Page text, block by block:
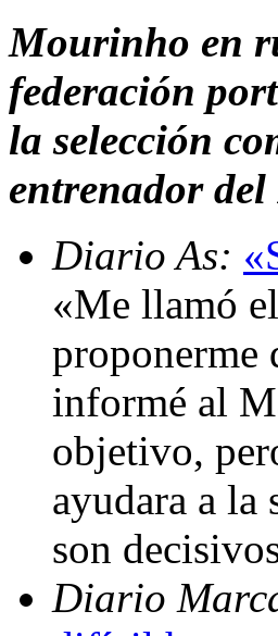
Mourinho en
federación
la selección
entrenador
Diario As:
«Me llamó
proponerme
informé al
objetivo,
ayudara a la
son
Diario